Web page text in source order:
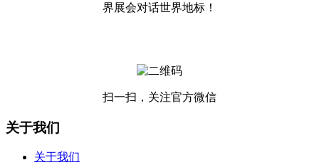
界展会对话世界地标！
扫一扫，关注官方微信
关于我们
关于我们